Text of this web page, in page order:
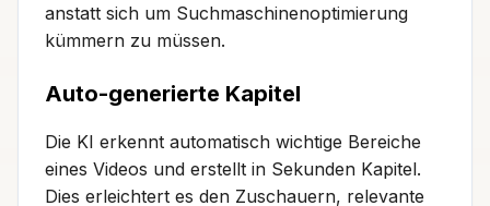
anstatt sich um Suchmaschinenoptimierung
kümmern zu müssen.
Auto-generierte Kapitel
Die KI erkennt automatisch wichtige Bereiche
eines Videos und erstellt in Sekunden Kapitel.
Dies erleichtert es den Zuschauern, relevante